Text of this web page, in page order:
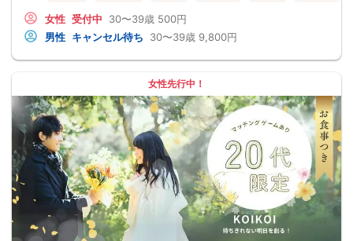
女性 受付中 30〜39歳 500円
男性 キャンセル待ち 30〜39歳 9,800円
女性先行中！